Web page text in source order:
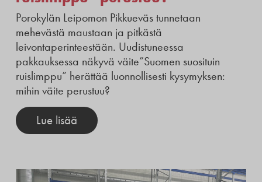
Porokylän Leipomon Pikkueväs tunnetaan
mehevästä maustaan ja pitkästä
leivontaperinteestään. Uudistuneessa
pakkauksessa näkyvä väite”Suomen suosituin
ruislimppu” herättää luonnollisesti kysymyksen:
mihin väite perustuu?
Lue lisää